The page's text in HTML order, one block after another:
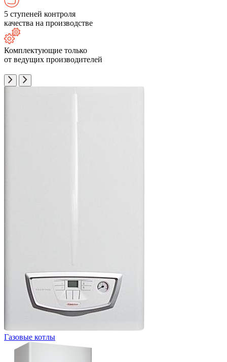
5 ступеней контроля
качества на производстве
Комплектующие только
от ведущих производителей
Газовые котлы